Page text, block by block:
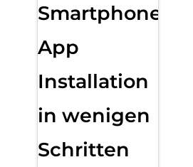
Smartphone
App
Installation
in wenigen
Schritten